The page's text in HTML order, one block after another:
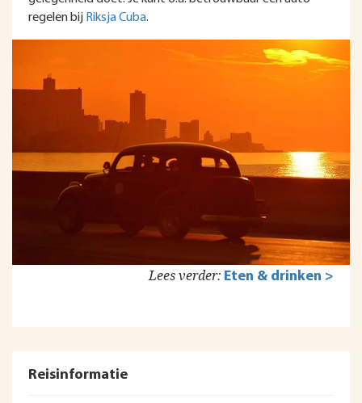
regelen bij Riksja Cuba.
Lees verder: Eten & drinken >
Reisinformatie